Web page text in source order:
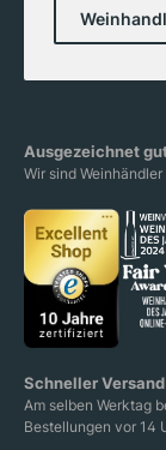
Ausgezeichnet
Wir sind
Schneller Versand
Am selben Werktag
Bestellungen vor 14